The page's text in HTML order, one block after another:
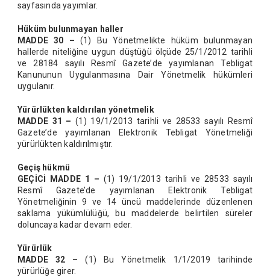
sayfasında yayımlar.
Hüküm bulunmayan haller
MADDE 30 – (1) Bu Yönetmelikte hüküm bulunmayan
hallerde niteliğine uygun düştüğü ölçüde 25/1/2012 tarihli
ve 28184 sayılı Resmî Gazete’de yayımlanan Tebligat
Kanununun Uygulanmasına Dair Yönetmelik hükümleri
uygulanır.
Yürürlükten kaldırılan yönetmelik
MADDE 31 –(1) 19/1/2013 tarihli ve 28533 sayılı Resmî
Gazete’de yayımlanan Elektronik Tebligat Yönetmeliği
yürürlükten kaldırılmıştır.
Geçiş hükmü
GEÇİCİ MADDE 1 – (1) 19/1/2013 tarihli ve 28533 sayılı
Resmî Gazete’de yayımlanan Elektronik Tebligat
Yönetmeliğinin 9 ve 14 üncü maddelerinde düzenlenen
saklama yükümlülüğü, bu maddelerde belirtilen süreler
doluncaya kadar devam eder.
Yürürlük
MADDE 32 – (1) Bu Yönetmelik 1/1/2019 tarihinde
yürürlüğe girer.